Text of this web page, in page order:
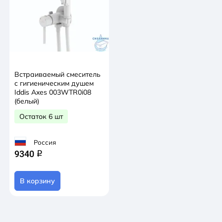
Встраиваемый смеситель
с гигиеническим душем
Iddis Axes 003WTR0i08
(белый)
Остаток 6 шт
Россия
9340 q
В корзину